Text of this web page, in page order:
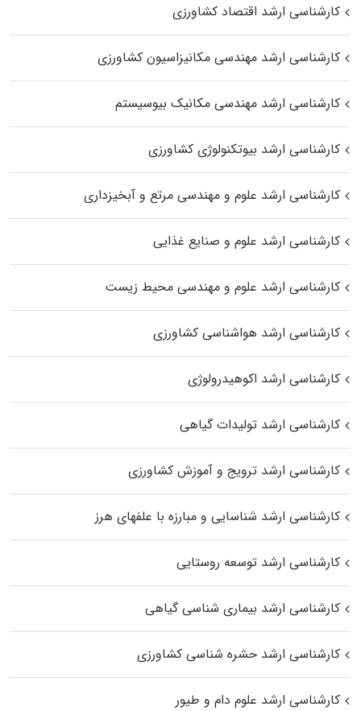
کارشناسی ارشد اقتصاد کشاورزی
کارشناسی ارشد مهندسی مکانیزاسیون کشاورزی
کارشناسی ارشد مهندسی مکانیک بیوسیستم
کارشناسی ارشد بیوتکنولوژی کشاورزی
کارشناسی ارشد علوم و مهندسی مرتع و آبخیزداری
کارشناسی ارشد علوم و صنایع غذایی
کارشناسی ارشد علوم و مهندسی محیط زیست
کارشناسی ارشد هواشناسی کشاورزی
کارشناسی ارشد اکوهیدرولوژی
کارشناسی ارشد تولیدات گیاهی
کارشناسی ارشد ترویج و آموزش کشاورزی
کارشناسی ارشد شناسایی و مبارزه با علفهای هرز
کارشناسی ارشد توسعه روستایی
کارشناسی ارشد بیماری‌ شناسی گیاهی
کارشناسی ارشد حشره‌ شناسی کشاورزی
کارشناسی ارشد علوم دام و طیور